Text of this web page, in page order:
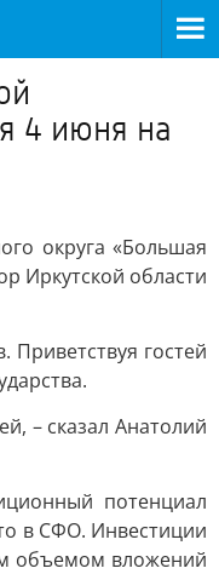
4 июня на
округа «Большая
Иркутской области
гостей
– сказал Анатолий
потенциал
в СФО. Инвестиции
объемом вложений